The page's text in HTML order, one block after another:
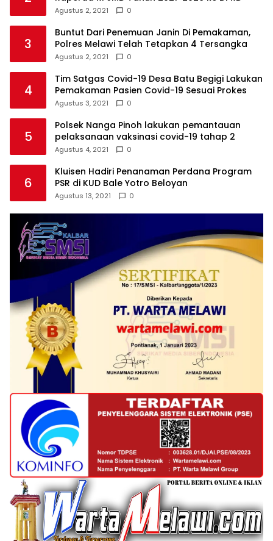
Agustus 2, 2021 0
3
Buntut Dari Penemuan Janin Di Pemakaman,
Polres Melawi Telah Tetapkan 4 Tersangka
Agustus 2, 2021 0
4
Tim Satgas Covid-19 Desa Batu Begigi Lakukan
Pemakaman Pasien Covid-19 Sesuai Prokes
Agustus 3, 2021 0
5
Polsek Nanga Pinoh lakukan pemantauan
pelaksanaan vaksinasi covid-19 tahap 2
Agustus 4, 2021 0
6
Kluisen Hadiri Penanaman Perdana Program
PSR di KUD Bale Yotro Beloyan
Agustus 13, 2021 0